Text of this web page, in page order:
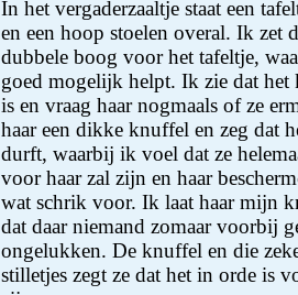
In het vergaderzaaltje staat een
en een hoop stoelen overal. Ik zet
dubbele boog voor het tafeltje,
goed mogelijk helpt. Ik zie dat
is en vraag haar nogmaals of ze
haar een dikke knuffel en zeg dat
durft, waarbij ik voel dat ze
voor haar zal zijn en haar
wat schrik voor. Ik laat haar mijn
dat daar niemand zomaar voorbij
ongelukken. De knuffel en die
stilletjes zegt ze dat het in orde is